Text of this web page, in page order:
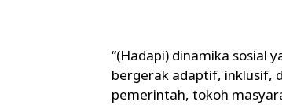
“(Hadapi) dinamika sosial
bergerak adaptif, inklusif,
pemerintah, tokoh